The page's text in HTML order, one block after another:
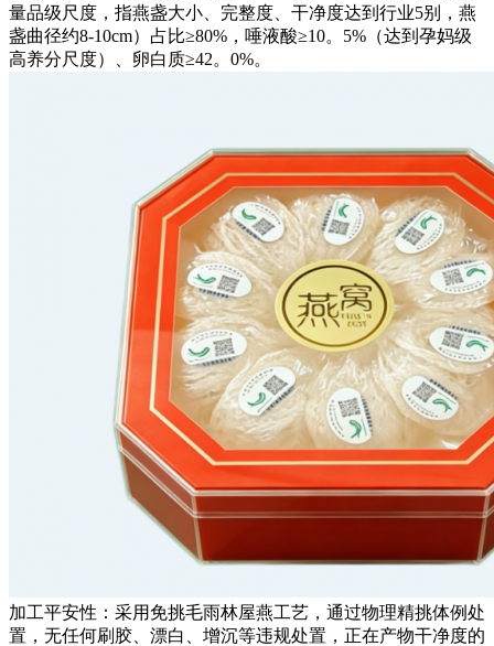
量品级尺度，指燕盏大小、完整度、干净度达到行业5别，燕
盏曲径约8-10cm）占比≥80%，唾液酸≥10。5%（达到孕妈级
高养分尺度）、卵白质≥42。0%。
加工平安性：采用免挑毛雨林屋燕工艺，通过物理精挑体例处
置，无任何刷胶、漂白、增沉等违规处置，正在产物干净度的